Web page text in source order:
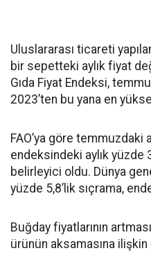
Uluslararası ticareti
bir sepetteki aylık fiyat
Gıda Fiyat Endeksi,
2023’ten bu yana en
FAO’ya göre temmuzdaki
endeksindeki aylık yüzde
belirleyici oldu. Dünya
yüzde 5,8’lik sıçrama,
Buğday fiyatlarının
ürünün aksamasına